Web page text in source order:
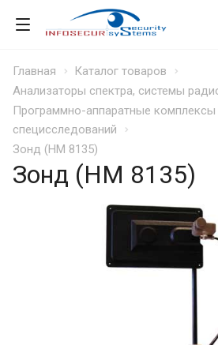
Главная
Каталог товаров
Анализаторы спектра, системы
Программно-аппаратные
специсследований
Зонд (HM 8135)
Зонд (HM 8135)